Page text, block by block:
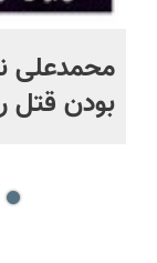
محمدعلی
بودن قتل